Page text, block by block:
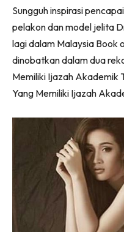
Sungguh inspirasi
pelakon dan model jelita
lagi dalam Malaysia Book
dinobatkan dalam dua
Memiliki Ijazah Akademik
Yang Memiliki Ijazah